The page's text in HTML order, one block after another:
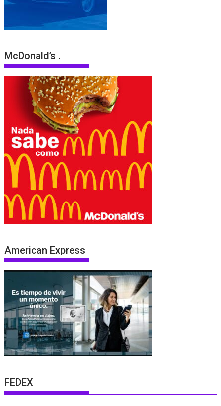
McDonald’s .
American Express
FEDEX